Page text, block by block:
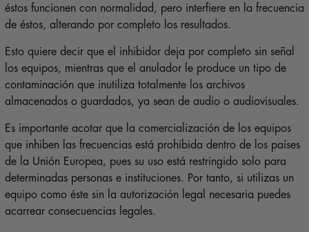
éstos funcionen con normalidad, pero interfiere en la frecuencia
de éstos, alterando por completo los resultados.
Esto quiere decir que el inhibidor deja por completo sin señal
los equipos, mientras que el anulador le produce un tipo de
contaminación que inutiliza totalmente los archivos
almacenados o guardados, ya sean de audio o audiovisuales.
Es importante acotar que la comercialización de los equipos
que inhiben las frecuencias está prohibida dentro de los países
de la Unión Europea, pues su uso está restringido solo para
determinadas personas e instituciones. Por tanto, si utilizas un
equipo como éste sin la autorización legal necesaria puedes
acarrear consecuencias legales.